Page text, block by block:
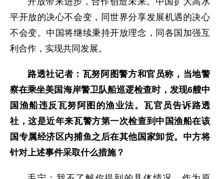
平开放的决心不会变，同世界分享发展机遇的决心
不会变。中国将继续秉持开放理念，同各国加强互
利合作，实现共同发展。
路透社记者：瓦努阿图警方和官员称，当地警
察在乘坐美国海岸警卫队船巡逻检查时，发现6艘中
国渔船违反瓦努阿图的渔业法。瓦官员告诉路透
社，这是近年来瓦警方第一次检查到中国渔船在该
国专属经济区内捕鱼之后在其他国家卸货。中方将
针对上述事件采取什么措施？